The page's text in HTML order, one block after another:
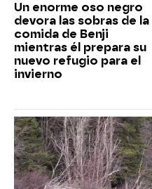
Un enorme oso negro
devora las sobras de la
comida de Benji
mientras él prepara su
nuevo refugio para el
invierno